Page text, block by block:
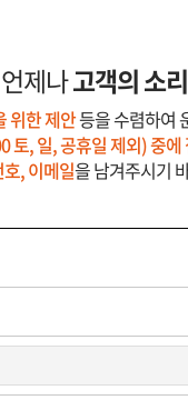
제나고객의 소리
위한 제안등을 수렴하여
토, 일, 공휴일 제외) 중에
, 이메일을 남겨주시기